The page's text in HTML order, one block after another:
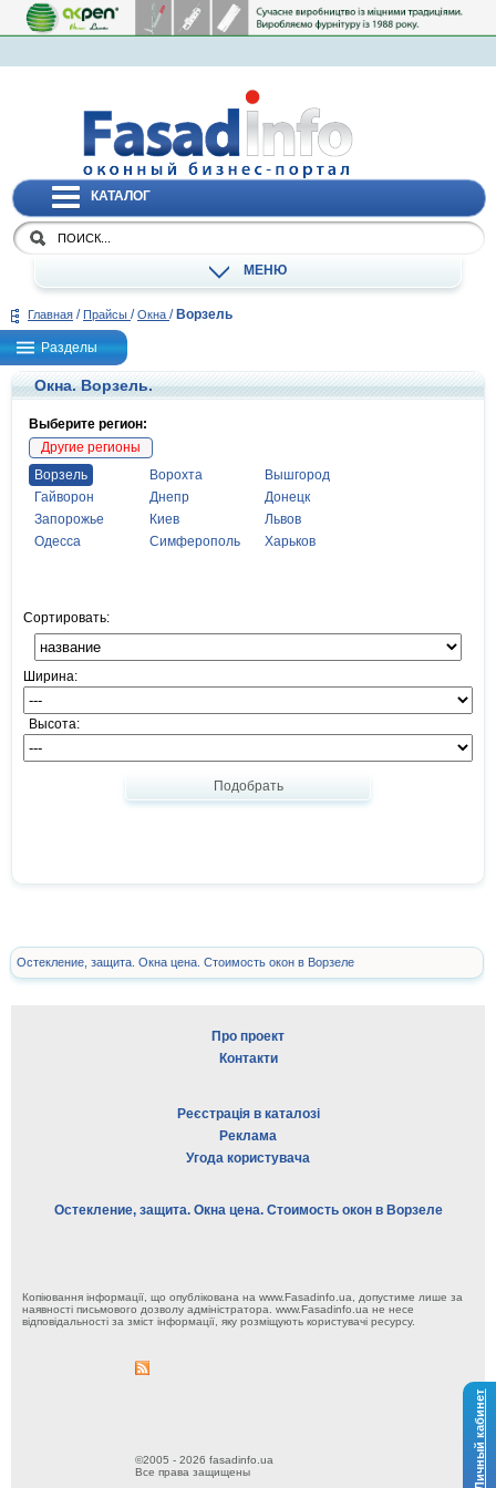
Личный кабинет
КАТАЛОГ
МЕНЮ
Главная / Прайсы / Окна / Ворзель
Разделы
Окна. Ворзель.
Выберите регион:
Другие регионы
Ворзель
Ворохта
Вышгород
Гайворон
Днепр
Донецк
Запорожье
Киев
Львов
Одесса
Симферополь Харьков
Сортировать:
Ширина:
Высота:
Подобрать
Остекление, защита. Окна цена. Стоимость окон в Ворзеле
Про проект
Контакти
Реєстрація в каталозі
Реклама
Угода користувача
Остекление, защита. Окна цена. Стоимость окон в Ворзеле
Копіювання інформації, що опублікована на www.Fasadinfo.ua, допустиме лише за
наявності письмового дозволу адміністратора. www.Fasadinfo.ua не несе
відповідальності за зміст інформації, яку розміщують користувачі ресурсу.
©2005 - 2026 fasadinfo.ua
Все права защищены